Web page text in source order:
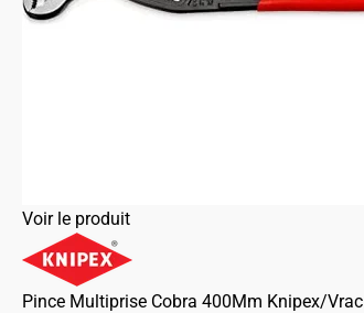
Voir le produit
Pince Multiprise Cobra 400Mm Knipex/Vrac